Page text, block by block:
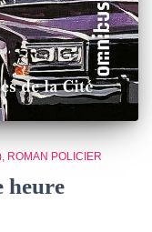
ROMAN POLICIER
heure